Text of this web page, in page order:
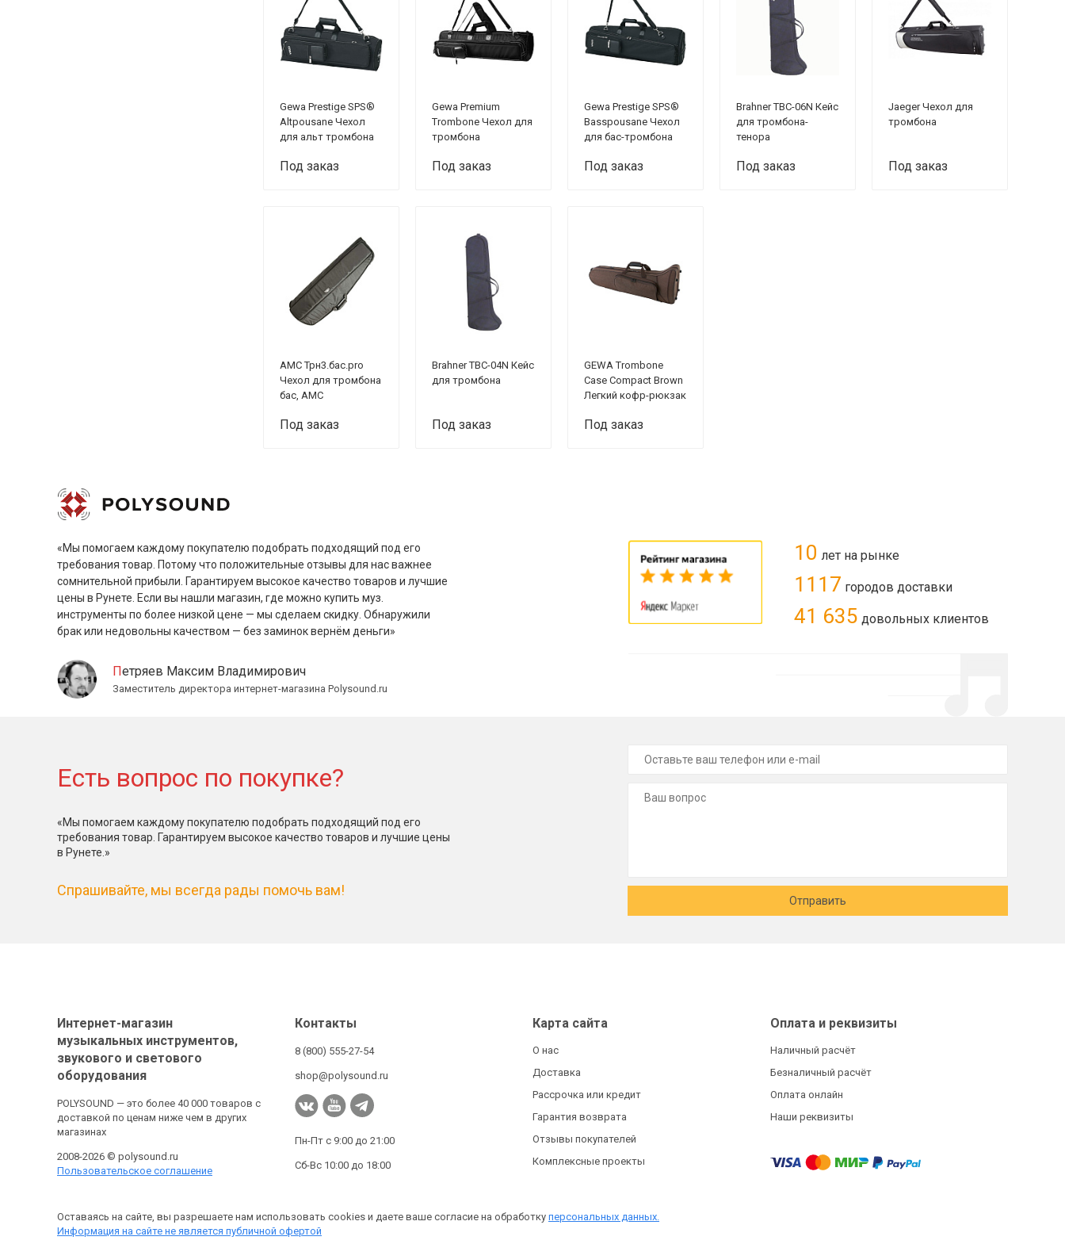
Gewa Prestige SPS®
Altpousane Чехол
для альт тромбона
Под заказ
Gewa Premium
Trombone Чехол для
тромбона
Под заказ
Gewa Prestige SPS®
Basspousane Чехол
для бас-тромбона
Под заказ
Brahner TBC-06N Кейс
для тромбона-
тенора
Под заказ
Jaeger Чехол для
тромбона
Под заказ
AMC Трн3.бас.pro
Чехол для тромбона
бас, АМС
Под заказ
Brahner TBC-04N Кейс
для тромбона
Под заказ
GEWA Trombone
Case Compact Brown
Легкий кофр-рюкзак
плечевой ремень,
Под заказ
«Мы помогаем каждому покупателю подобрать подходящий под его
требования товар. Потому что положительные отзывы для нас важнее
сомнительной прибыли. Гарантируем высокое качество товаров и лучшие
цены в Рунете. Если вы нашли магазин, где можно купить муз.
инструменты по более низкой цене — мы сделаем скидку. Обнаружили
брак или недовольны качеством — без заминок вернём деньги»
Петряев Максим Владимирович
Заместитель директора интернет-магазина Polysound.ru
10 лет на рынке
1117 городов доставки
41 635 довольных клиентов
Есть вопрос по покупке?
«Мы помогаем каждому покупателю подобрать подходящий под его
требования товар. Гарантируем высокое качество товаров и лучшие цены
в Рунете.»
Спрашивайте, мы всегда рады помочь вам!
Отправить
Интернет-магазин
музыкальных инструментов,
звукового и светового
оборудования
POLYSOUND — это более 40 000 товаров с
доставкой по ценам ниже чем в других
магазинах
2008-2026 © polysound.ru
Пользовательское соглашение
Контакты
8 (800) 555-27-54
shop@polysound.ru
Пн-Пт с 9:00 до 21:00
Сб-Вс 10:00 до 18:00
Карта сайта
О нас
Доставка
Рассрочка или кредит
Гарантия возврата
Отзывы покупателей
Комплексные проекты
Оплата и реквизиты
Наличный расчёт
Безналичный расчёт
Оплата онлайн
Наши реквизиты
Оставаясь на сайте, вы разрешаете нам использовать cookies и даете ваше согласие на обработку персональных данных.
Информация на сайте не является публичной офертой